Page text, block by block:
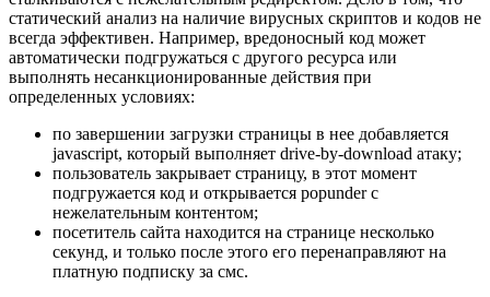
статический анализ на наличие вирусных скриптов и кодов не
всегда эффективен. Например, вредоносный код может
автоматически подгружаться с другого ресурса или
выполнять несанкционированные действия при
определенных условиях:
по завершении загрузки страницы в нее добавляется
javascript, который выполняет drive-by-download атаку;
пользователь закрывает страницу, в этот момент
подгружается код и открывается popunder с
нежелательным контентом;
посетитель сайта находится на странице несколько
секунд, и только после этого его перенаправляют на
платную подписку за смс.